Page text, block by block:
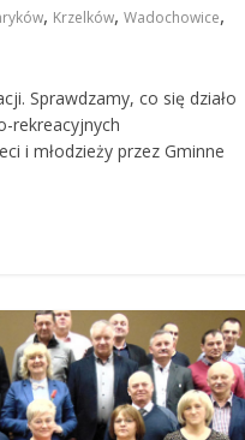
, Krzelków, Wadochowice,
Sprawdzamy, co się działo
rekreacyjnych
i młodzieży przez Gminne